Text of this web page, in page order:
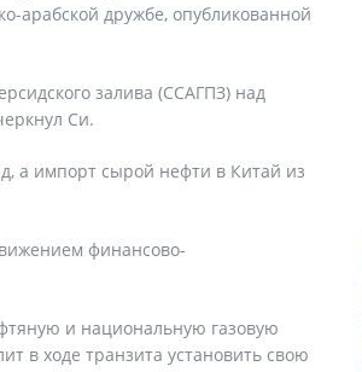
арабской дружбе, опубликованной
залива (ССАГПЗ) над
Си.
а импорт сырой нефти в Китай из
финансово-
и национальную газовую
в ходе транзита установить свою